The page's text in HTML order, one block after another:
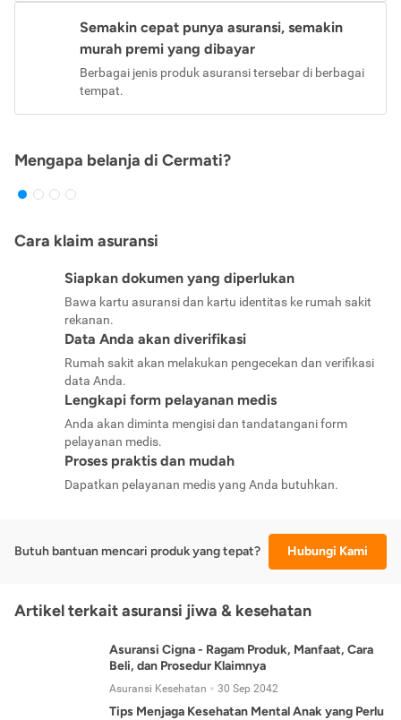
Semakin cepat punya asuransi, semakin
murah premi yang dibayar
Berbagai jenis produk asuransi tersebar di berbagai
tempat.
Mengapa belanja di Cermati?
Cara klaim asuransi
Siapkan dokumen yang diperlukan
Bawa kartu asuransi dan kartu identitas ke rumah sakit
rekanan.
Data Anda akan diverifikasi
Rumah sakit akan melakukan pengecekan dan verifikasi
data Anda.
Lengkapi form pelayanan medis
Anda akan diminta mengisi dan tandatangani form
pelayanan medis.
Proses praktis dan mudah
Dapatkan pelayanan medis yang Anda butuhkan.
Butuh bantuan mencari produk yang tepat? Hubungi Kami
Artikel terkait asuransi jiwa & kesehatan
Asuransi Cigna - Ragam Produk, Manfaat, Cara
Beli, dan Prosedur Klaimnya
Asuransi Kesehatan 30 Sep 2042
Tips Menjaga Kesehatan Mental Anak yang Perlu